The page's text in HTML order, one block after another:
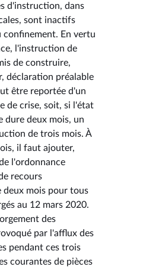
d'instruction, dans
sont inactifs
confinement. En vertu
l'instruction de
de construire,
déclaration préalable
être reportée d'un
de crise, soit, si l'état
dure deux mois, un
de trois mois. À
il faut ajouter,
l'ordonnance
recours
deux mois pour tous
au 12 mars 2020.
des
par l'afflux des
pendant ces trois
courantes de pièces